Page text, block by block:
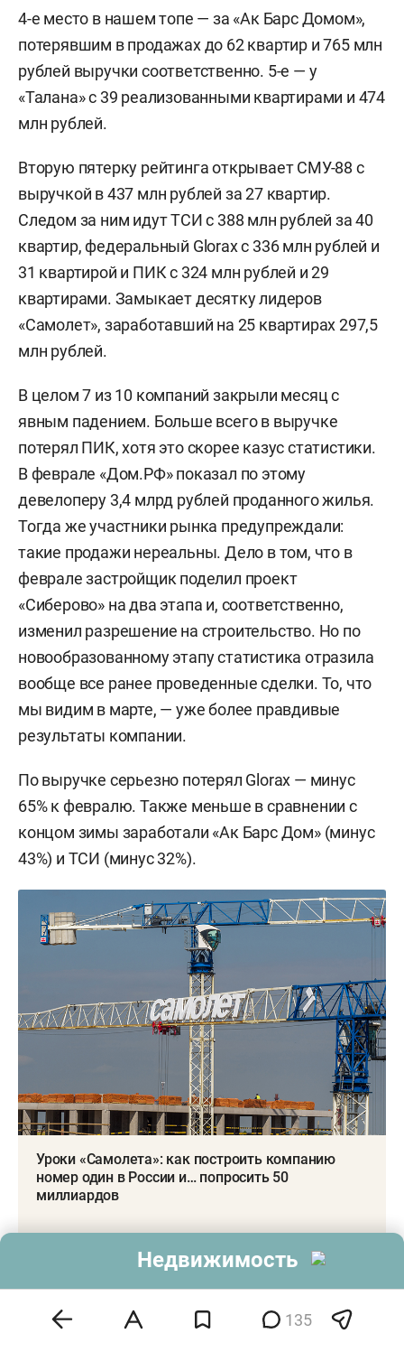
4-е место в нашем топе — за «Ак Барс Домом»,
потерявшим в продажах до 62 квартир и 765 млн
рублей выручки соответственно. 5-е — у
«Талана» с 39 реализованными квартирами и 474
млн рублей.
Вторую пятерку рейтинга открывает СМУ-88 с
выручкой в 437 млн рублей за 27 квартир.
Следом за ним идут ТСИ с 388 млн рублей за 40
квартир, федеральный Glorax с 336 млн рублей и
31 квартирой и ПИК с 324 млн рублей и 29
квартирами. Замыкает десятку лидеров
«Самолет», заработавший на 25 квартирах 297,5
млн рублей.
В целом 7 из 10 компаний закрыли месяц с
явным падением. Больше всего в выручке
потерял ПИК, хотя это скорее казус статистики.
В феврале «Дом.РФ» показал по этому
девелоперу 3,4 млрд рублей проданного жилья.
Тогда же участники рынка предупреждали:
такие продажи нереальны. Дело в том, что в
феврале застройщик поделил проект
«Сиберово» на два этапа и, соответственно,
изменил разрешение на строительство. Но по
новообразованному этапу статистика отразила
вообще все ранее проведенные сделки. То, что
мы видим в марте, — уже более правдивые
результаты компании.
По выручке серьезно потерял Glorax — минус
65% к февралю. Также меньше в сравнении с
концом зимы заработали «Ак Барс Дом» (минус
43%) и ТСИ (минус 32%).
Уроки «Самолета»: как построить компанию
номер один в России и… попросить 50
миллиардов
Есть и тренд роста. Например, «Самолет» за
март показал «взлет» в 3,5 раза. В феврале,
когда застройщик неудачно «сходил» в кабмин
135
Недвижимость